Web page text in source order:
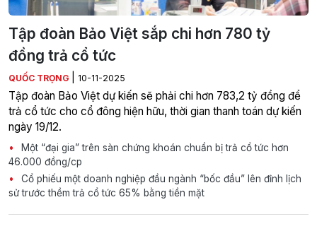
Tập đoàn Bảo Việt sắp chi hơn 780 tỷ
đồng trả cổ tức
QUỐC TRỌNG 10-11-2025
Tập đoàn Bảo Việt dự kiến sẽ phải chi hơn 783,2 tỷ đồng để
trả cổ tức cho cổ đông hiện hữu, thời gian thanh toán dự kiến
ngày 19/12.
Một “đại gia” trên sàn chứng khoán chuẩn bị trả cổ tức hơn
46.000 đồng/cp
Cổ phiếu một doanh nghiệp đầu ngành “bốc đầu” lên đỉnh lịch
sử trước thềm trả cổ tức 65% bằng tiền mặt